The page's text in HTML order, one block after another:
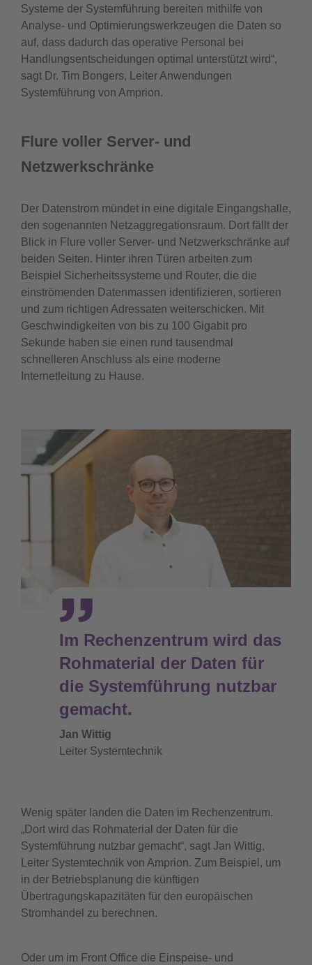
Systeme der Systemführung bereiten mithilfe von
Analyse- und Optimierungswerkzeugen die Daten so
auf, dass dadurch das operative Personal bei
Handlungsentscheidungen optimal unterstützt wird“,
sagt Dr. Tim Bongers, Leiter Anwendungen
Systemführung von Amprion.
Flure voller Server- und
Netzwerkschränke
Der Datenstrom mündet in eine digitale Eingangshalle,
den sogenannten Netzaggregationsraum. Dort fällt der
Blick in Flure voller Server- und Netzwerkschränke auf
beiden Seiten. Hinter ihren Türen arbeiten zum
Beispiel Sicherheitssysteme und Router, die die
einströmenden Datenmassen identifizieren, sortieren
und zum richtigen Adressaten weiterschicken. Mit
Geschwindigkeiten von bis zu 100 Gigabit pro
Sekunde haben sie einen rund tausendmal
schnelleren Anschluss als eine moderne
Internetleitung zu Hause.
Im Rechenzentrum wird das
Rohmaterial der Daten für
die Systemführung nutzbar
gemacht.
Jan Wittig
Leiter Systemtechnik
Wenig später landen die Daten im Rechenzentrum.
„Dort wird das Rohmaterial der Daten für die
Systemführung nutzbar gemacht“, sagt Jan Wittig,
Leiter Systemtechnik von Amprion. Zum Beispiel, um
in der Betriebsplanung die künftigen
Übertragungskapazitäten für den europäischen
Stromhandel zu berechnen.
Oder um im Front Office die Einspeise- und